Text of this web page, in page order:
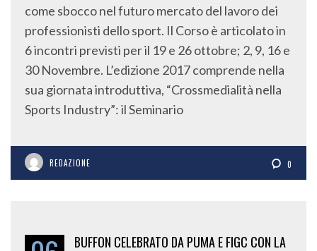
come sbocco nel futuro mercato del lavoro dei
professionisti dello sport. Il Corso è articolato in
6 incontri previsti per il 19 e 26 ottobre; 2, 9, 16 e
30 Novembre. L’edizione 2017 comprende nella
sua giornata introduttiva, “Crossmedialità nella
Sports Industry”: il Seminario
REDAZIONE 0
BUFFON CELEBRATO DA PUMA E FIGC CON LA